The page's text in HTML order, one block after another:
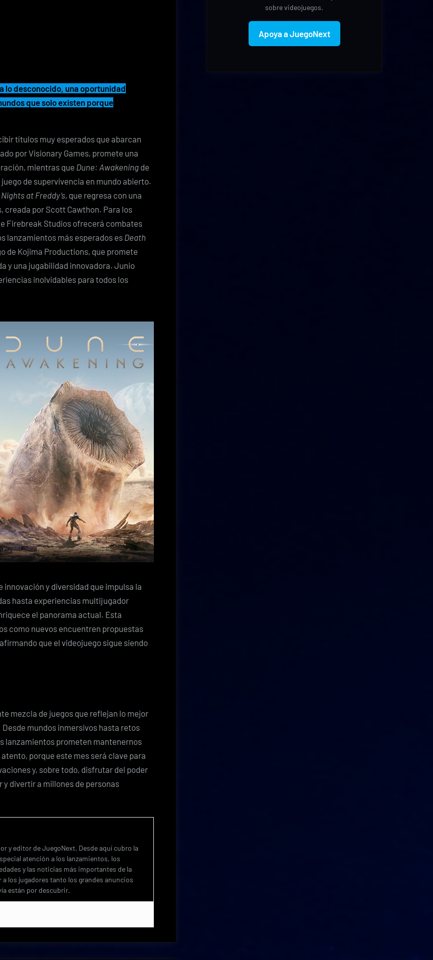
lo desconocido, una oportunidad
que solo existen porque
títulos muy esperados que abarcan
por Visionary Games, promete una
mientras que Dune: Awakening de
de supervivencia en mundo abierto.
at Freddy’s, que regresa con una
creada por Scott Cawthon. Para los
Firebreak Studios ofrecerá combates
lanzamientos más esperados es Death
de Kojima Productions, que promete
y una jugabilidad innovadora. Junio
inolvidables para todos los
y diversidad que impulsa la
hasta experiencias multijugador
el panorama actual. Esta
como nuevos encuentren propuestas
que el videojuego sigue siendo
mezcla de juegos que reflejan lo mejor
mundos inmersivos hasta retos
lanzamientos prometen mantenernos
porque este mes será clave para
y, sobre todo, disfrutar del poder
divertir a millones de personas
y editor de JuegoNext. Desde aquí cubro la
atención a los lanzamientos, los
y las noticias más importantes de la
los jugadores tanto los grandes anuncios
están por descubrir.
sobre videojuegos.
Apoya a JuegoNext